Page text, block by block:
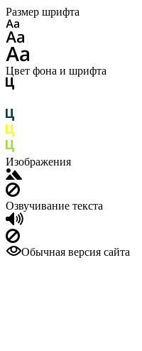
Размер шрифта
Цвет фона и шрифта
Изображения
Озвучивание текста
Обычная версия сайта